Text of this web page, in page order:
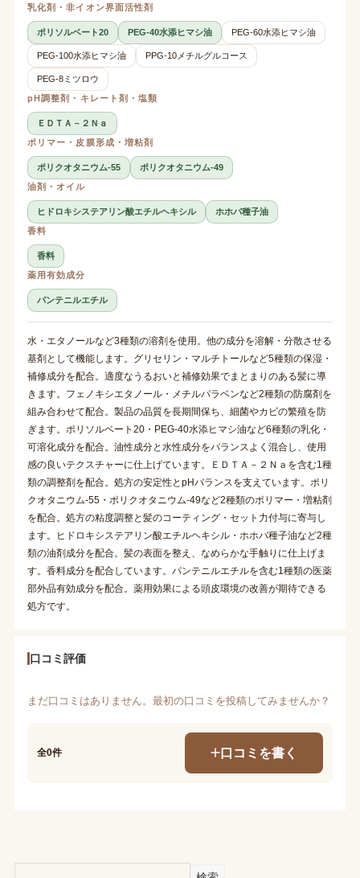
乳化剤・非イオン界面活性剤
ポリソルベート20 PEG-40水添ヒマシ油 PEG-60水添ヒマシ油
PEG-100水添ヒマシ油 PPG-10メチルグルコース
PEG-8ミツロウ
pH調整剤・キレート剤・塩類
ＥＤＴＡ－２Ｎａ
ポリマー・皮膜形成・増粘剤
ポリクオタニウム-55
ポリクオタニウム-49
油剤・オイル
ヒドロキシステアリン酸エチルヘキシル
ホホバ種子油
香料
香料
薬用有効成分
パンテニルエチル
水・エタノールなど3種類の溶剤を使用。他の成分を溶解・分散させる
基剤として機能します。グリセリン・マルチトールなど5種類の保湿・
補修成分を配合。適度なうるおいと補修効果でまとまりのある髪に導
きます。フェノキシエタノール・メチルパラベンなど2種類の防腐剤を
組み合わせて配合。製品の品質を長期間保ち、細菌やカビの繁殖を防
ぎます。ポリソルベート20・PEG-40水添ヒマシ油など6種類の乳化・
可溶化成分を配合。油性成分と水性成分をバランスよく混合し、使用
感の良いテクスチャーに仕上げています。ＥＤＴＡ－２Ｎａを含む1種
類の調整剤を配合。処方の安定性とpHバランスを支えています。ポリ
クオタニウム-55・ポリクオタニウム-49など2種類のポリマー・増粘剤
を配合。処方の粘度調整と髪のコーティング・セット力付与に寄与し
ます。ヒドロキシステアリン酸エチルヘキシル・ホホバ種子油など2種
類の油剤成分を配合。髪の表面を整え、なめらかな手触りに仕上げま
す。香料成分を配合しています。パンテニルエチルを含む1種類の医薬
部外品有効成分を配合。薬用効果による頭皮環境の改善が期待できる
処方です。
口コミ評価
まだ口コミはありません。最初の口コミを投稿してみませんか？
全0件 口コミを書く